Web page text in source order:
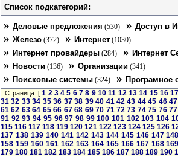
Список подкатегорий:
» Деловые предложения (530) » Доступ в
» Железо (372) » Интернет (1030)
» Интернет провайдеры (284) » Интернет
» Новости (136) » Организации (341)
» Поисковые системы (324) » Програмное
Страница: [1 2 3 4 5 6 7 8 9 10 11 12 13 14 15 16
31 32 33 34 35 36 37 38 39 40 41 42 43 44 45 46 47
61 62 63 64 65 66 67 68 69 70 71 72 73 74 75 76 77
91 92 93 94 95 96 97 98 99 100 101 102 103 104
115 116 117 118 119 120 121 122 123 124 125 126
137 138 139 140 141 142 143 144 145 146 147
158 159 160 161 162 163 164 165 166 167 168
179 180 181 182 183 184 185 186 187 188 189 190